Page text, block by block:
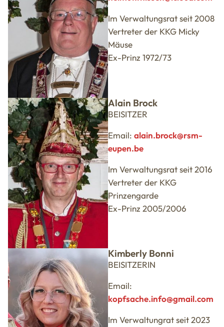
Im Verwaltungsrat seit 2008
Vertreter der KKG Micky
Mäuse
Ex-Prinz 1972/73
Alain Brock
BEISITZER
Email: alain.brock@rsm-
eupen.be
Im Verwaltungsrat seit 2016
Vertreter der KKG
Prinzengarde
Ex-Prinz 2005/2006
Kimberly Bonni
BEISITZERIN
Email:
kopfsache.info@gmail.com
Im Verwaltungrat seit 2023